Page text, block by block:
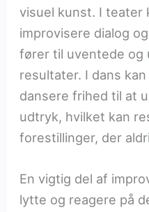
visuel kunst. I teater
improvisere dialog
fører til uventede og
resultater. I dans
dansere frihed til at
udtryk, hvilket kan
forestillinger, der
En vigtig del af
lytte og reagere på